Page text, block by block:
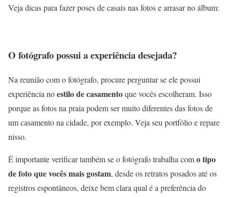
Veja dicas para fazer poses de casais nas fotos e arrasar no álbum:
O fotógrafo possui a experiência desejada?
Na reunião com o fotógrafo, procure perguntar se ele possui
experiência noestilo de casamentoque vocês escolheram. Isso
porque as fotos na praia podem ser muito diferentes das fotos de
um casamento na cidade, por exemplo. Veja seu portfólio e repare
nisso.
É importante verificar também se o fotógrafo trabalha como tipo
de foto que vocês mais gostam, desde os retratos posados até os
registros espontâneos, deixe bem clara qual é a preferência do